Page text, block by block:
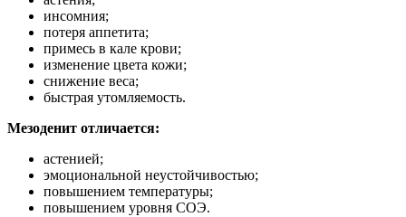
инсомния;
потеря аппетита;
примесь в кале крови;
изменение цвета кожи;
снижение веса;
быстрая утомляемость.
Мезоденит отличается:
астенией;
эмоциональной неустойчивостью;
повышением температуры;
повышением уровня СОЭ.